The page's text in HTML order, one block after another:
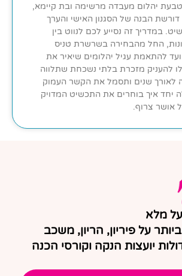
טבעת יהלום מעבדה מרשימה ובת קיימא,
דורשת הבנה של הסגנון האישי והערך
במדריך זה נסייע לכם לנווט בין
החל מהבחירה בשרשרת טניס
ועד להתאמת עגיל יהלומים שיאיר את
להעניק מזכרת בלתי נשכחת שתלווה
לאורך שנים ותסמל את הקשר העמוק
יחד איך בוחרים את התכשיט המדויק
אושר צרוף.
מלא
על פיריון, הריון, משכב
יועצות הנקה וקורסי הכנה